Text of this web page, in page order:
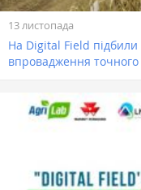
13 листопада
На Digital Field підбили
впровадження